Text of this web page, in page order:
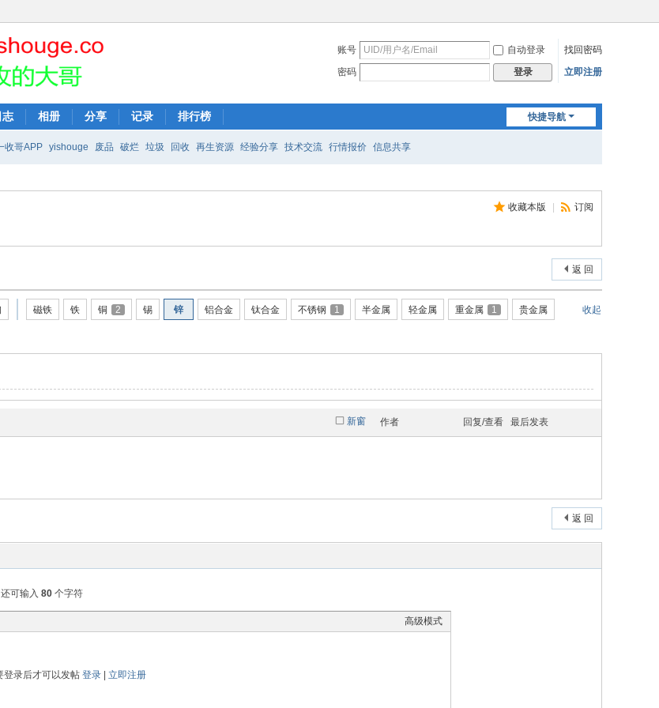
账号 自动登录
找回密码
密码
登录 立即注册
快捷导航
志 相册 分享 记录 排行榜
收哥APP yishouge 废品 破烂 垃圾 回收 再生资源 经验分享 技术交流 行情报价 信息共享
收藏本版 订阅
返 回
收起
磁铁 铁 铜 2 锡 锌 铝合金 钛合金 不锈钢 1 半金属 轻金属 重金属 1 贵金属
新窗 作者 回复/查看 最后发表
返 回
还可输入 80 个字符
高级模式
登录后才可以发帖 登录 立即注册